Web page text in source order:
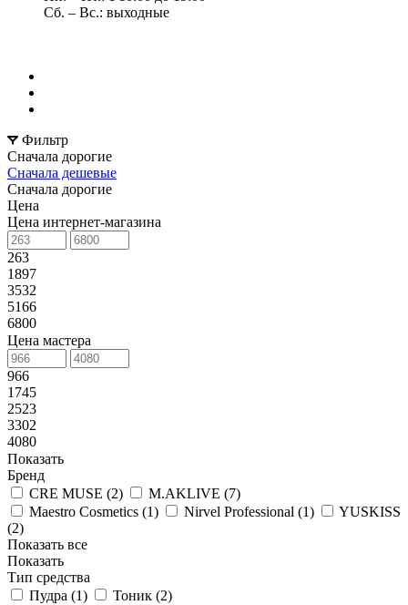
Сб. – Вс.: выходные
Фильтр
Сначала дорогие
Сначала дешевые
Сначала дорогие
Цена
Цена интернет-магазина
263
1897
3532
5166
6800
Цена мастера
966
1745
2523
3302
4080
Показать
Бренд
CRE MUSE (2) M.AKLIVE (7)
Maestro Cosmetics (1) Nirvel Professional (1)
YUSKISS
(2)
Показать все
Показать
Тип средства
Пудра (1) Тоник (2)